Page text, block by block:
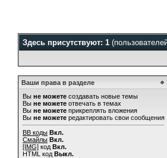
Здесь присутствуют: 1
Ваши права в разделе
Вы не можете создавать новые темы
Вы не можете отвечать в темах
Вы не можете прикреплять вложения
Вы не можете редактировать свои сообщения
BB коды Вкл.
Смайлы Вкл.
[IMG] код Вкл.
HTML код Выкл.